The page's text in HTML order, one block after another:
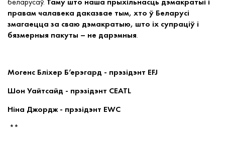
правам чалавека даказвае тым, хто ў Беларусі
змагаецца за сваю дэмакратыю, што іх супраціў і
бязмерныя пакуты – не дарэмныя.
Могенс Бліхер Б’ерэгард - прэзідэнт EFJ
Шон Уайтсайд - прэзідэнт CEATL
Ніна Джордж - прэзідэнт EWC
**